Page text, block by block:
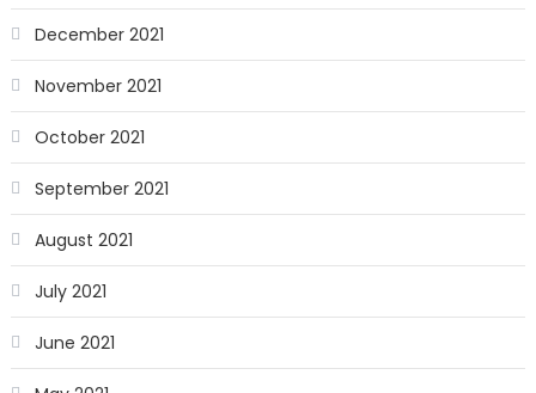
December 2021
November 2021
October 2021
September 2021
August 2021
July 2021
June 2021